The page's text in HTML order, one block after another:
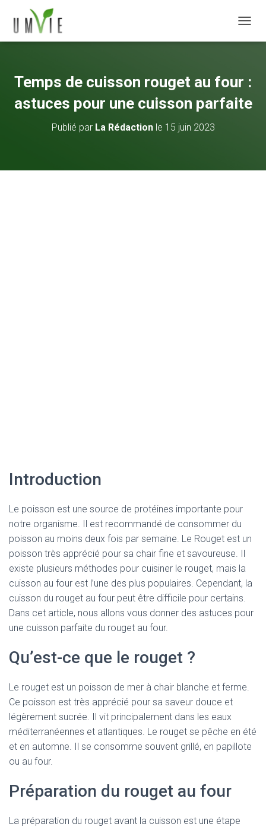
Temps de cuisson rouget au four :
astuces pour une cuisson parfaite
Publié par La Rédactionle 15 juin 2023
Introduction
Le poisson est une source de protéines importante pour
notre organisme. Il est recommandé de consommer du
poisson au moins deux fois par semaine. Le Rouget est un
poisson très apprécié pour sa chair fine et savoureuse. Il
existe plusieurs méthodes pour cuisiner le rouget, mais la
cuisson au four est l’une des plus populaires. Cependant, la
cuisson du rouget au four peut être difficile pour certains.
Dans cet article, nous allons vous donner des astuces pour
une cuisson parfaite du rouget au four.
Qu’est-ce que le rouget ?
Le rouget est un poisson de mer à chair blanche et ferme.
Ce poisson est très apprécié pour sa saveur douce et
légèrement sucrée. Il vit principalement dans les eaux
méditerranéennes et atlantiques. Le rouget se pêche en été
et en automne. Il se consomme souvent grillé, en papillote
ou au four.
Préparation du rouget au four
La préparation du rouget avant la cuisson est une étape